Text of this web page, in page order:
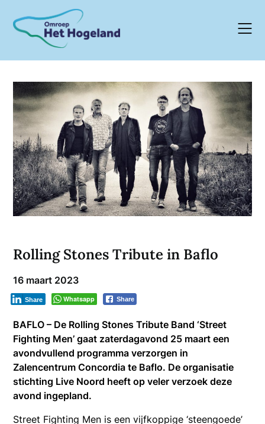
content
Rolling Stones Tribute in Baflo
16 maart 2023
Whatsapp Share
Share
BAFLO – De Rolling Stones Tribute Band ‘Street
Fighting Men’ gaat zaterdagavond 25 maart een
avondvullend programma verzorgen in
Zalencentrum Concordia te Baflo. De organisatie
stichting Live Noord heeft op veler verzoek deze
avond ingepland.
Street Fighting Men is een vijfkoppige ‘steengoede’